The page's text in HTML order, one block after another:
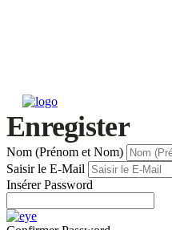
Enregister
Nom (Prénom et Nom)
Saisir le E-Mail
Insérer Password